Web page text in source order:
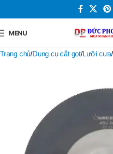
MENU
Trang chủ Dụng cụ cắt gọt Lưỡi cưa